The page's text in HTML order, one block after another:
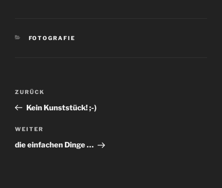
KATEGORIEN
FOTOGRAFIE
Beitragsnavigation
Vorheriger
Beitrag
ZURÜCK
Kein Kunststück! ;-)
Nächster
Beitrag
WEITER
die einfachen Dinge …